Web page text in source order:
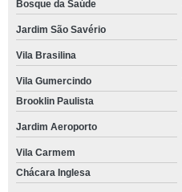
Bosque da Saúde
Jardim São Savério
Vila Brasilina
Vila Gumercindo
Brooklin Paulista
Jardim Aeroporto
Vila Carmem
Chácara Inglesa